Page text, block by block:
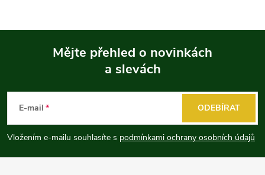
p
a
Mějte přehled o novinkách
a slevách
E-mail
Vložením e-mailu souhlasíte s podmínkami ochrany osobních údajů
ODEBÍRAT